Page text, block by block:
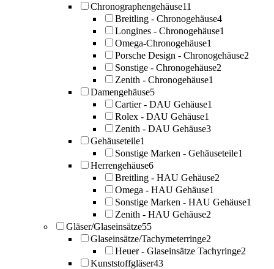
Chronographengehäuse11
Breitling - Chronogehäuse4
Longines - Chronogehäuse1
Omega-Chronogehäuse1
Porsche Design - Chronogehäuse2
Sonstige - Chronogehäuse2
Zenith - Chronogehäuse1
Damengehäuse5
Cartier - DAU Gehäuse1
Rolex - DAU Gehäuse1
Zenith - DAU Gehäuse3
Gehäuseteile1
Sonstige Marken - Gehäuseteile1
Herrengehäuse6
Breitling - HAU Gehäuse2
Omega - HAU Gehäuse1
Sonstige Marken - HAU Gehäuse1
Zenith - HAU Gehäuse2
Gläser/Glaseinsätze55
Glaseinsätze/Tachymeterringe2
Heuer - Glaseinsätze Tachyringe2
Kunststoffgläser43